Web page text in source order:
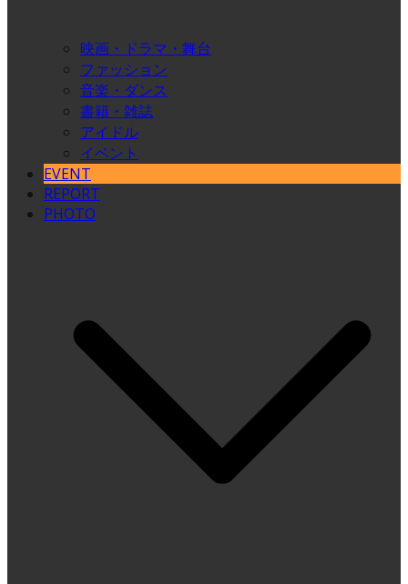
映画・ドラマ・舞台
ファッション
音楽・ダンス
書籍・雑誌
アイドル
イベント
EVENT
REPORT
PHOTO